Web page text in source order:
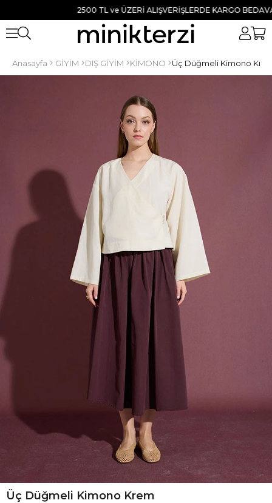
2500 TL ve ÜZERİ ALIŞVERİŞLERDE KARGO BEDAVA ●
Anasayfa GİYİM DIŞ GİYİM KİMONO Üç Düğmeli Kimono
Üç Düğmeli Kimono Krem